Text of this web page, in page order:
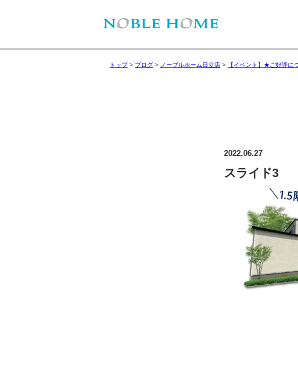
トップ> ブログ > ノーブルホーム日立店 > 【イベント】★ご好評に
2022.06.27
スライド3